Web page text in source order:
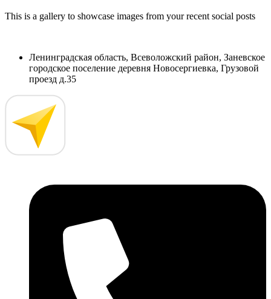
This is a gallery to showcase images from your recent social posts
Ленинградская область, Всеволожский район, Заневское
городское поселение деревня Новосергиевка, Грузовой
проезд д.35